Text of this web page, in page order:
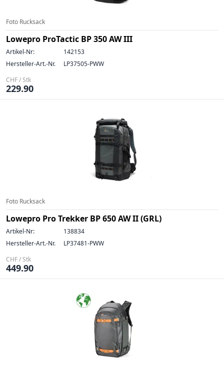
Foto Rucksack
Lowepro ProTactic BP 350 AW III
Artikel-Nr:
142153
Hersteller-Art.-Nr.
LP37505-PWW
CHF / Stk
229.90
Foto Rucksack
Lowepro Pro Trekker BP 650 AW II (GRL)
Artikel-Nr:
138834
Hersteller-Art.-Nr.
LP37481-PWW
CHF / Stk
449.90